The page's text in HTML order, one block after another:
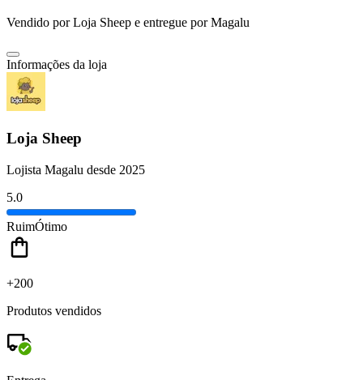
Vendido porLoja Sheep e entregue por Magalu
Informações da loja
Loja Sheep
Lojista Magalu desde 2025
5.0
RuimÓtimo
+200
Produtos vendidos